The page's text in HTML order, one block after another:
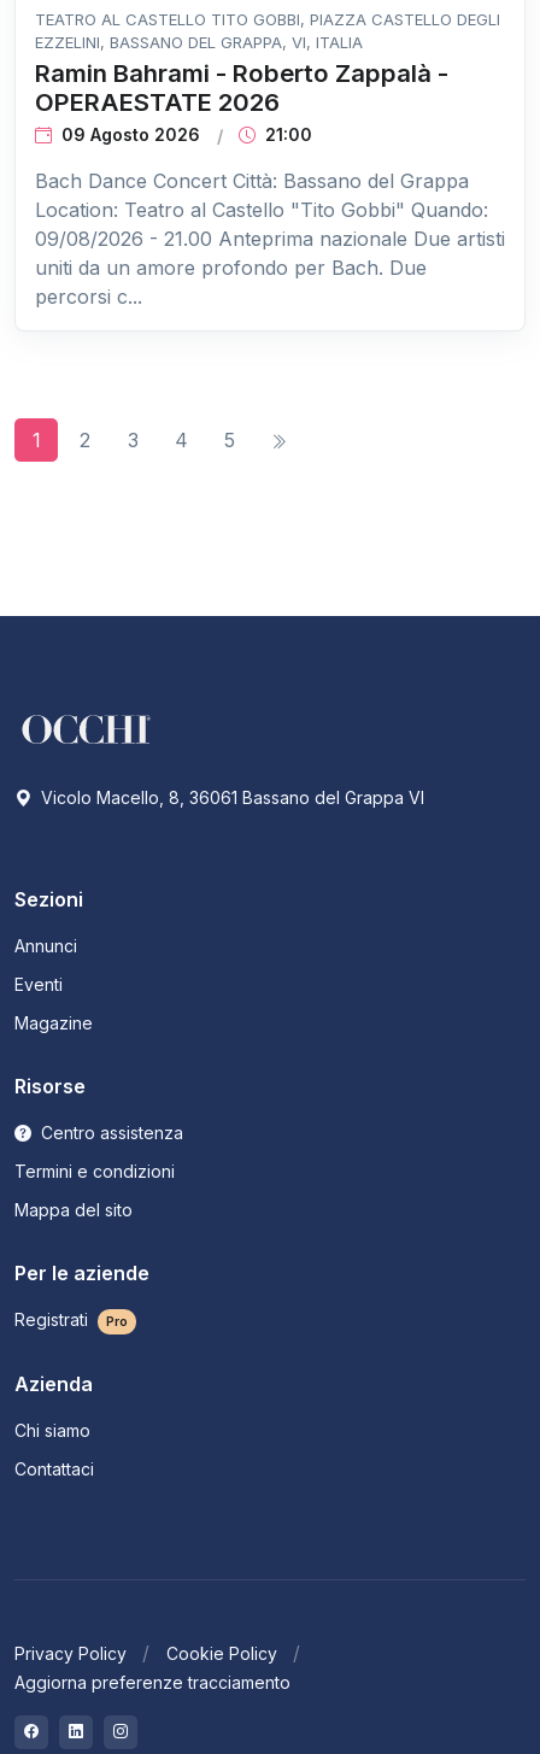
TEATRO AL CASTELLO TITO GOBBI, PIAZZA CASTELLO DEGLI
EZZELINI, BASSANO DEL GRAPPA, VI, ITALIA
Ramin Bahrami - Roberto Zappalà -
OPERAESTATE 2026
09 Agosto 2026 21:00
Bach Dance Concert Città: Bassano del Grappa
Location: Teatro al Castello "Tito Gobbi" Quando:
09/08/2026 - 21.00 Anteprima nazionale Due artisti
uniti da un amore profondo per Bach. Due
percorsi c...
1 2 3 4 5
Vicolo Macello, 8, 36061 Bassano del Grappa VI
Sezioni
Annunci
Eventi
Magazine
Risorse
Centro assistenza
Termini e condizioni
Mappa del sito
Per le aziende
Registrati Pro
Azienda
Chi siamo
Contattaci
Privacy Policy
Cookie Policy
Aggiorna preferenze tracciamento